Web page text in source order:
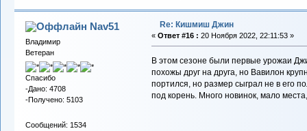
Nav51
Владимир
Ветеран
Спасибо
-Дано: 4708
-Получено: 5103
Сообщений: 1534
Re: Кишмиш Джин
« Ответ #16 : 20 Ноября 2022, 22:11:53 »
В этом сезоне были первые урожаи
похожы друг на друга, но Вавилон
портился, но размер сыграл не в его
под корень. Много новинок, мало